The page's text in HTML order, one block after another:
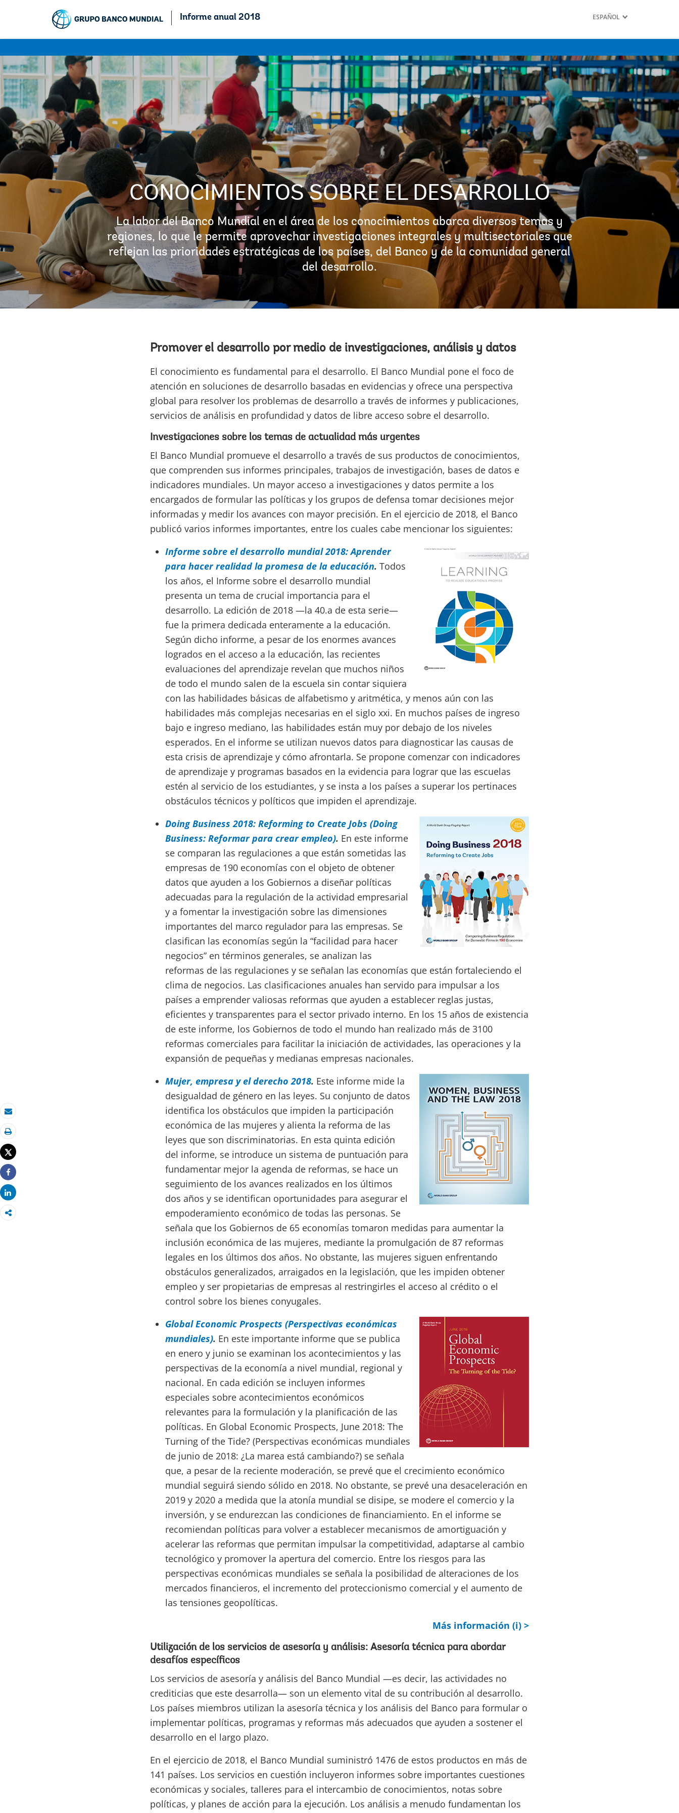
Informe anual 2018 ESPAÑOL
CONOCIMIENTOS SOBRE EL DESARROLLO
La labor del Banco Mundial en el área de los conocimientos abarca diversos temas y
regiones, lo que le permite aprovechar investigaciones integrales y multisectoriales que
reflejan las prioridades estratégicas de los países, del Banco y de la comunidad general
del desarrollo.
Correo electrónico
Imprimir
Tweet
Share
Share
Promover el desarrollo por medio de investigaciones, análisis y datos
El conocimiento es fundamental para el desarrollo. El Banco Mundial pone el foco de
atención en soluciones de desarrollo basadas en evidencias y ofrece una perspectiva
global para resolver los problemas de desarrollo a través de informes y publicaciones,
servicios de análisis en profundidad y datos de libre acceso sobre el desarrollo.
Investigaciones sobre los temas de actualidad más urgentes
El Banco Mundial promueve el desarrollo a través de sus productos de conocimientos,
que comprenden sus informes principales, trabajos de investigación, bases de datos e
indicadores mundiales. Un mayor acceso a investigaciones y datos permite a los
encargados de formular las políticas y los grupos de defensa tomar decisiones mejor
informadas y medir los avances con mayor precisión. En el ejercicio de 2018, el Banco
publicó varios informes importantes, entre los cuales cabe mencionar los siguientes:
Informe sobre el desarrollo mundial 2018: Aprender
para hacer realidad la promesa de la educación. Todos
los años, el Informe sobre el desarrollo mundial
presenta un tema de crucial importancia para el
desarrollo. La edición de 2018 —la 40.a de esta serie—
fue la primera dedicada enteramente a la educación.
Según dicho informe, a pesar de los enormes avances
logrados en el acceso a la educación, las recientes
evaluaciones del aprendizaje revelan que muchos niños
de todo el mundo salen de la escuela sin contar siquiera
con las habilidades básicas de alfabetismo y aritmética, y menos aún con las
habilidades más complejas necesarias en el siglo xxi. En muchos países de ingreso
bajo e ingreso mediano, las habilidades están muy por debajo de los niveles
esperados. En el informe se utilizan nuevos datos para diagnosticar las causas de
esta crisis de aprendizaje y cómo afrontarla. Se propone comenzar con indicadores
de aprendizaje y programas basados en la evidencia para lograr que las escuelas
estén al servicio de los estudiantes, y se insta a los países a superar los pertinaces
obstáculos técnicos y políticos que impiden el aprendizaje.
Doing Business 2018: Reforming to Create Jobs (Doing
Business: Reformar para crear empleo). En este informe
se comparan las regulaciones a que están sometidas las
empresas de 190 economías con el objeto de obtener
datos que ayuden a los Gobiernos a diseñar políticas
adecuadas para la regulación de la actividad empresarial
y a fomentar la investigación sobre las dimensiones
importantes del marco regulador para las empresas. Se
clasifican las economías según la “facilidad para hacer
negocios” en términos generales, se analizan las
reformas de las regulaciones y se señalan las economías que están fortaleciendo el
clima de negocios. Las clasificaciones anuales han servido para impulsar a los
países a emprender valiosas reformas que ayuden a establecer reglas justas,
eficientes y transparentes para el sector privado interno. En los 15 años de existencia
de este informe, los Gobiernos de todo el mundo han realizado más de 3100
reformas comerciales para facilitar la iniciación de actividades, las operaciones y la
expansión de pequeñas y medianas empresas nacionales.
Mujer, empresa y el derecho 2018. Este informe mide la
desigualdad de género en las leyes. Su conjunto de datos
identifica los obstáculos que impiden la participación
económica de las mujeres y alienta la reforma de las
leyes que son discriminatorias. En esta quinta edición
del informe, se introduce un sistema de puntuación para
fundamentar mejor la agenda de reformas, se hace un
seguimiento de los avances realizados en los últimos
dos años y se identifican oportunidades para asegurar el
empoderamiento económico de todas las personas. Se
señala que los Gobiernos de 65 economías tomaron medidas para aumentar la
inclusión económica de las mujeres, mediante la promulgación de 87 reformas
legales en los últimos dos años. No obstante, las mujeres siguen enfrentando
obstáculos generalizados, arraigados en la legislación, que les impiden obtener
empleo y ser propietarias de empresas al restringirles el acceso al crédito o el
control sobre los bienes conyugales.
Global Economic Prospects (Perspectivas económicas
mundiales). En este importante informe que se publica
en enero y junio se examinan los acontecimientos y las
perspectivas de la economía a nivel mundial, regional y
nacional. En cada edición se incluyen informes
especiales sobre acontecimientos económicos
relevantes para la formulación y la planificación de las
políticas. En Global Economic Prospects, June 2018: The
Turning of the Tide? (Perspectivas económicas mundiales
de junio de 2018: ¿La marea está cambiando?) se señala
que, a pesar de la reciente moderación, se prevé que el crecimiento económico
mundial seguirá siendo sólido en 2018. No obstante, se prevé una desaceleración en
2019 y 2020 a medida que la atonía mundial se disipe, se modere el comercio y la
inversión, y se endurezcan las condiciones de financiamiento. En el informe se
recomiendan políticas para volver a establecer mecanismos de amortiguación y
acelerar las reformas que permitan impulsar la competitividad, adaptarse al cambio
tecnológico y promover la apertura del comercio. Entre los riesgos para las
perspectivas económicas mundiales se señala la posibilidad de alteraciones de los
mercados financieros, el incremento del proteccionismo comercial y el aumento de
las tensiones geopolíticas.
Más información (i) >
Utilización de los servicios de asesoría y análisis: Asesoría técnica para abordar
desafíos específicos
Los servicios de asesoría y análisis del Banco Mundial —es decir, las actividades no
crediticias que este desarrolla— son un elemento vital de su contribución al desarrollo.
Los países miembros utilizan la asesoría técnica y los análisis del Banco para formular o
implementar políticas, programas y reformas más adecuados que ayuden a sostener el
desarrollo en el largo plazo.
En el ejercicio de 2018, el Banco Mundial suministró 1476 de estos productos en más de
141 países. Los servicios en cuestión incluyeron informes sobre importantes cuestiones
económicas y sociales, talleres para el intercambio de conocimientos, notas sobre
políticas, y planes de acción para la ejecución. Los análisis a menudo fundamentan los